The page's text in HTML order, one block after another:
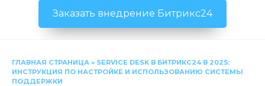
Заказать внедрение Битрикс24
ГЛАВНАЯ СТРАНИЦА » SERVICE DESK В БИТРИКС24 В 2025:
ИНСТРУКЦИЯ ПО НАСТРОЙКЕ И ИСПОЛЬЗОВАНИЮ СИСТЕМЫ
ПОДДЕРЖКИ